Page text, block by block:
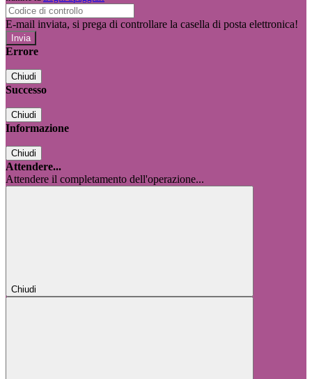
E-mail inviata, si prega di controllare la casella di posta elettronica!
Errore
Chiudi
Successo
Chiudi
Informazione
Chiudi
Attendere...
Attendere il completamento dell'operazione...
Chiudi